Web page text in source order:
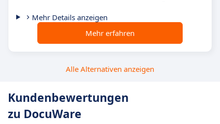
Mehr Details anzeigen
Mehr erfahren
Alle Alternativen anzeigen
Kundenbewertungen
zu DocuWare